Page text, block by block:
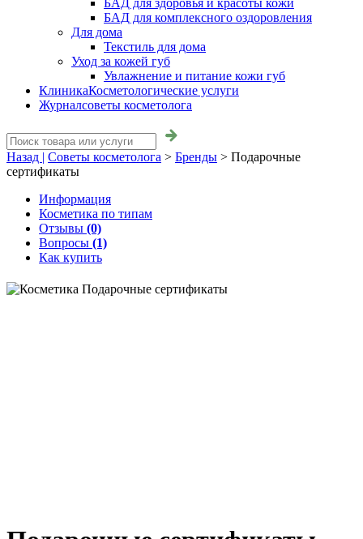
БАД для здоровья и красоты кожи
БАД для комплексного оздоровления
Для дома
Текстиль для дома
Уход за кожей губ
Увлажнение и питание кожи губ
КлиникаКосметологические услуги
Журналсоветы косметолога
Назад | Советы косметолога > Бренды > Подарочные
сертификаты
Информация
Косметика по типам
Отзывы (0)
Вопросы (1)
Как купить